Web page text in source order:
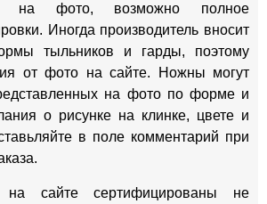
на фото, возможно полное
Иногда производитель вносит
тыльников и гарды, поэтому
от фото на сайте. Ножны могут
на фото по форме и
о рисунке на клинке, цвете и
в поле комментарий при
на сайте сертифицированы не